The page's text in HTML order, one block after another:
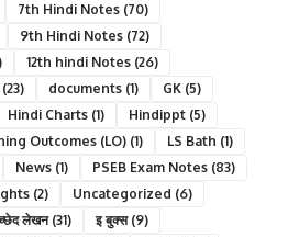
7th Hindi Notes (70)
9th Hindi Notes (72)
12th hindi Notes (26)
(23) documents (1) GK (5)
Hindi Charts (1) Hindippt (5)
Outcomes (LO) (1) LS Bath (1)
News (1) PSEB Exam Notes (83)
(2) Uncategorized (6)
लेखन(31) इ बुक्स(9)